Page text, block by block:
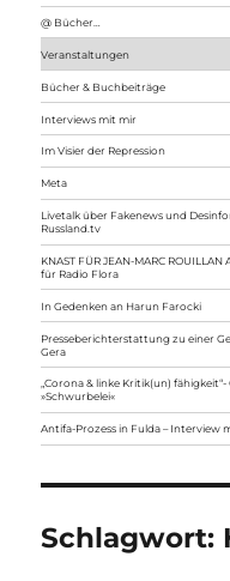
@ Bücher…
Veranstaltungen
Bücher & Buchbeiträge
Interviews mit mir
Im Visier der Repression
Meta
Livetalk über Fakenews und
Russland.tv
KNAST FÜR JEAN-MARC
für Radio Flora
In Gedenken an Harun Farocki
Presseberichterstattung zu einer
Gera
„Corona & linke Kritik(un)
»Schwurbelei«
Antifa-Prozess in Fulda – Interview
Schlagwort: